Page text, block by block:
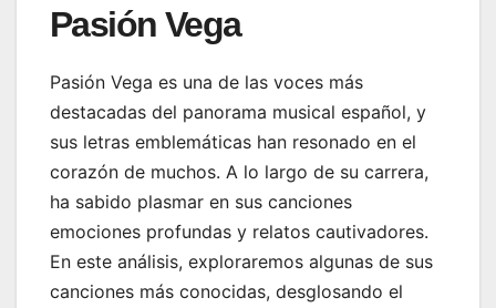
Pasión Vega
Pasión Vega es una de las voces más
destacadas del panorama musical español, y
sus letras emblemáticas han resonado en el
corazón de muchos. A lo largo de su carrera,
ha sabido plasmar en sus canciones
emociones profundas y relatos cautivadores.
En este análisis, exploraremos algunas de sus
canciones más conocidas, desglosando el